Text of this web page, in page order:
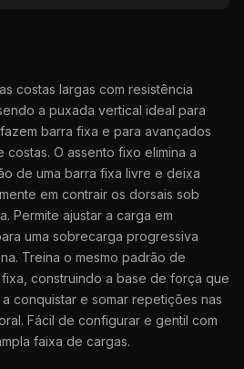
costas largas com resistência
a puxada vertical ideal para
barra fixa e para avançados
costas. O assento fixo elimina a
de uma barra fixa livre e deixa
em contrair os dorsais sob
Permite ajustar a carga em
uma sobrecarga progressiva
Treina o mesmo padrão de
construindo a base de força que
conquistar e somar repetições nas
Fácil de configurar e gentil com
faixa de cargas.